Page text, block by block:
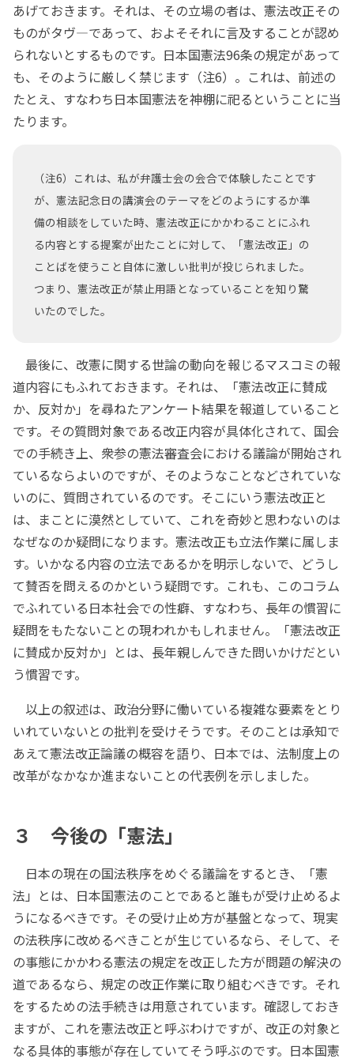
あげておきます。それは、その立場の者は、憲法改正その
ものがタヴ―であって、およそそれに言及することが認め
られないとするものです。日本国憲法96条の規定があって
も、そのように厳しく禁じます（注6）。これは、前述の
たとえ、すなわち日本国憲法を神棚に祀るということに当
たります。
（注6）これは、私が弁護士会の会合で体験したことです
が、憲法記念日の講演会のテーマをどのようにするか準
備の相談をしていた時、憲法改正にかかわることにふれ
る内容とする提案が出たことに対して、「憲法改正」の
ことばを使うこと自体に激しい批判が投じられました。
つまり、憲法改正が禁止用語となっていることを知り驚
いたのでした。
最後に、改憲に関する世論の動向を報じるマスコミの報
道内容にもふれておきます。それは、「憲法改正に賛成
か、反対か」を尋ねたアンケート結果を報道していること
です。その質問対象である改正内容が具体化されて、国会
での手続き上、衆参の憲法審査会における議論が開始され
ているならよいのですが、そのようなことなどされていな
いのに、質問されているのです。そこにいう憲法改正と
は、まことに漠然としていて、これを奇妙と思わないのは
なぜなのか疑問になります。憲法改正も立法作業に属しま
す。いかなる内容の立法であるかを明示しないで、どうし
て賛否を問えるのかという疑問です。これも、このコラム
でふれている日本社会での性癖、すなわち、長年の慣習に
疑問をもたないことの現われかもしれません。「憲法改正
に賛成か反対か」とは、長年親しんできた問いかけだとい
う慣習です。
以上の叙述は、政治分野に働いている複雑な要素をとり
いれていないとの批判を受けそうです。そのことは承知で
あえて憲法改正論議の概容を語り、日本では、法制度上の
改革がなかなか進まないことの代表例を示しました。
３ 今後の「憲法」
日本の現在の国法秩序をめぐる議論をするとき、「憲
法」とは、日本国憲法のことであると誰もが受け止めるよ
うになるべきです。その受け止め方が基盤となって、現実
の法秩序に改めるべきことが生じているなら、そして、そ
の事態にかかわる憲法の規定を改正した方が問題の解決の
道であるなら、規定の改正作業に取り組むべきです。それ
をするための法手続きは用意されています。確認しておき
ますが、これを憲法改正と呼ぶわけですが、改正の対象と
なる具体的事態が存在していてそう呼ぶのです。日本国憲